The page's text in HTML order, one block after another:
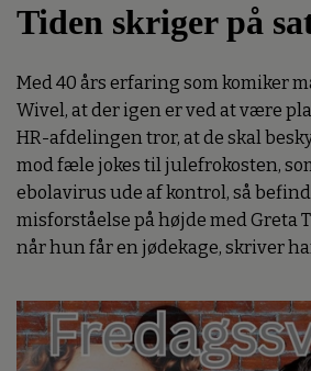
Tiden skriger på
Med 40 års erfaring som komiker
Wivel, at der igen er ved at være
HR-afdelingen tror, at de skal
mod fæle jokes til julefrokosten,
ebolavirus ude af kontrol, så
misforståelse på højde med Greta
når hun får en jødekage, skriver